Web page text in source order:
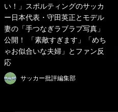
い！」スポルティングのサッカ
ー日本代表・守田英正とモデル
妻の「手つなぎラブラブ写真」
公開！ 「素敵すぎます」「めち
ゃお似合いな夫婦」とファン反
応
サッカー批評編集部